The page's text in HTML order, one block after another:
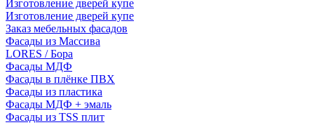
Изготовление дверей купе
Изготовление дверей купе
Заказ мебельных фасадов
Фасады из Массива
LORES / Бора
Фасады МДФ
Фасады в плёнке ПВХ
Фасады из пластика
Фасады МДФ + эмаль
Фасады из TSS плит